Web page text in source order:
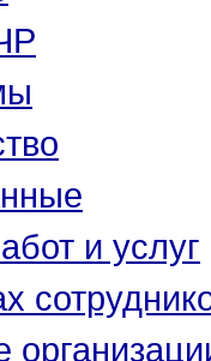
и услуг